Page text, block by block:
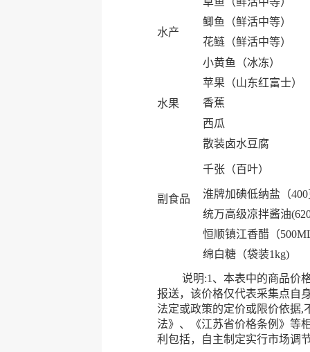
水产
鲫鱼（鲜活中等）
花鲢（鲜活中等）
小黄鱼（冰冻）
水果
苹果（山东红富士）
香蕉
西瓜
副食品
散装卤水豆腐
千张（百叶）
淮牌加碘低纳盐（
统万高级凉拌酱油
恒顺镇江香醋（
绵白糖（袋装1kg)
说明:1、本表中的商品价格
报送，该价格仅代表采集点自
法定或政策的定价或限价依据,
法》、《江苏省价格条例》等
利包括，自主制定实行市场调